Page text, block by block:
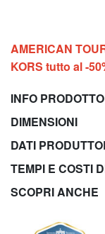
AMERICAN
KORS tutto al -
INFO PRODOTTO
DIMENSIONI
DATI
TEMPI E COSTI
SCOPRI ANCHE